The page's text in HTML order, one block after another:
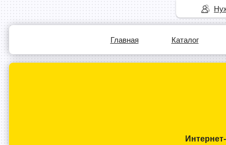
Главная Каталог